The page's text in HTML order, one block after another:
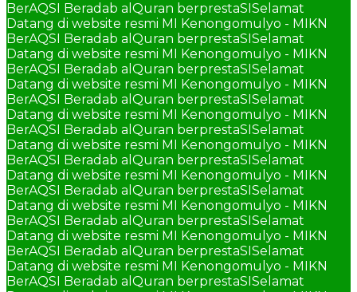
BerAQSI Beradab alQuran berprestaSISelamat
Datang di website resmi MI Kenongomulyo - MIKN
BerAQSI Beradab alQuran berprestaSISelamat
Datang di website resmi MI Kenongomulyo - MIKN
BerAQSI Beradab alQuran berprestaSISelamat
Datang di website resmi MI Kenongomulyo - MIKN
BerAQSI Beradab alQuran berprestaSISelamat
Datang di website resmi MI Kenongomulyo - MIKN
BerAQSI Beradab alQuran berprestaSISelamat
Datang di website resmi MI Kenongomulyo - MIKN
BerAQSI Beradab alQuran berprestaSISelamat
Datang di website resmi MI Kenongomulyo - MIKN
BerAQSI Beradab alQuran berprestaSISelamat
Datang di website resmi MI Kenongomulyo - MIKN
BerAQSI Beradab alQuran berprestaSISelamat
Datang di website resmi MI Kenongomulyo - MIKN
BerAQSI Beradab alQuran berprestaSISelamat
Datang di website resmi MI Kenongomulyo - MIKN
BerAQSI Beradab alQuran berprestaSISelamat